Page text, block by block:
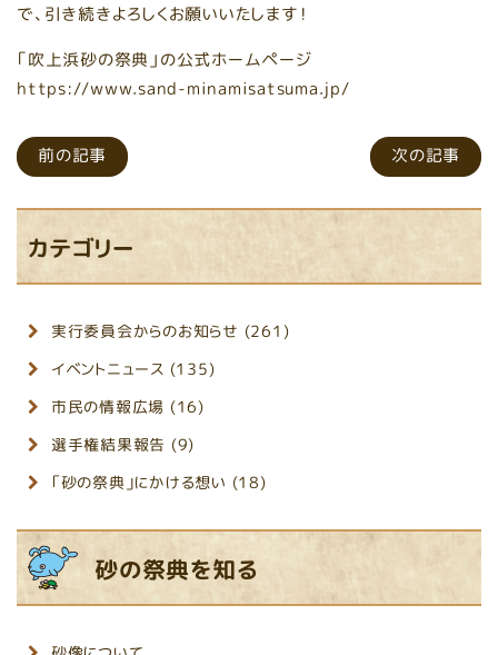
で、引き続きよろしくお願いいたします！
「吹上浜砂の祭典」の公式ホームページ
https://www.sand-minamisatsuma.jp/
前の記事 次の記事
カテゴリー
実行委員会からのお知らせ (261)
イベントニュース (135)
市民の情報広場 (16)
選手権結果報告 (9)
「砂の祭典」にかける想い (18)
砂の祭典を知る